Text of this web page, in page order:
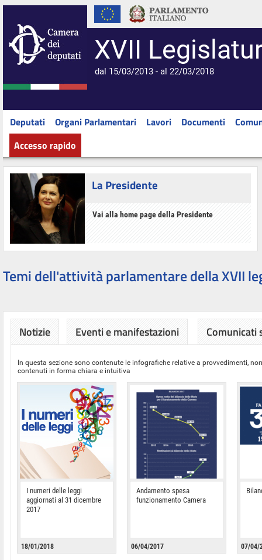
XVII
dal 15/03/2013 - al 22/03/2018
Deputati Organi Parlamentari Lavori Documenti
Accesso rapido
La Presidente
Vai alla home page della Presidente
Temi dell'attività parlamentare della XVII
Notizie Eventi e manifestazioni Comunicati
In questa sezione sono contenute le infografiche relative a provvedimenti,
contenuti in forma chiara e intuitiva
I numeri delle leggi
aggiornati al 31 dicembre
2017
18/01/2018
Andamento spesa
funzionamento Camera
06/04/2017 07/04/